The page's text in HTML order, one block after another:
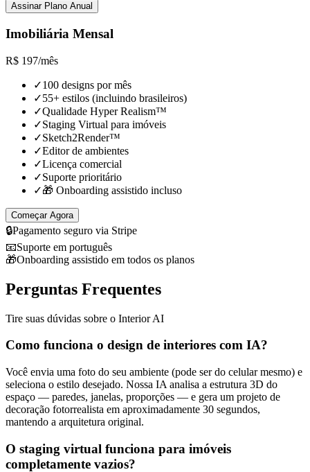
Assinar Plano Anual
Imobiliária Mensal
R$ 197/mês
✓100 designs por mês
✓55+ estilos (incluindo brasileiros)
✓Qualidade Hyper Realism™
✓Staging Virtual para imóveis
✓Sketch2Render™
✓Editor de ambientes
✓Licença comercial
✓Suporte prioritário
✓🎁 Onboarding assistido incluso
Começar Agora
🔒Pagamento seguro via Stripe
📧Suporte em português
🎁Onboarding assistido em todos os planos
Perguntas Frequentes
Tire suas dúvidas sobre o Interior AI
Como funciona o design de interiores com IA?
Você envia uma foto do seu ambiente (pode ser do celular mesmo) e
seleciona o estilo desejado. Nossa IA analisa a estrutura 3D do
espaço — paredes, janelas, proporções — e gera um projeto de
decoração fotorrealista em aproximadamente 30 segundos,
mantendo a arquitetura original.
O staging virtual funciona para imóveis
completamente vazios?